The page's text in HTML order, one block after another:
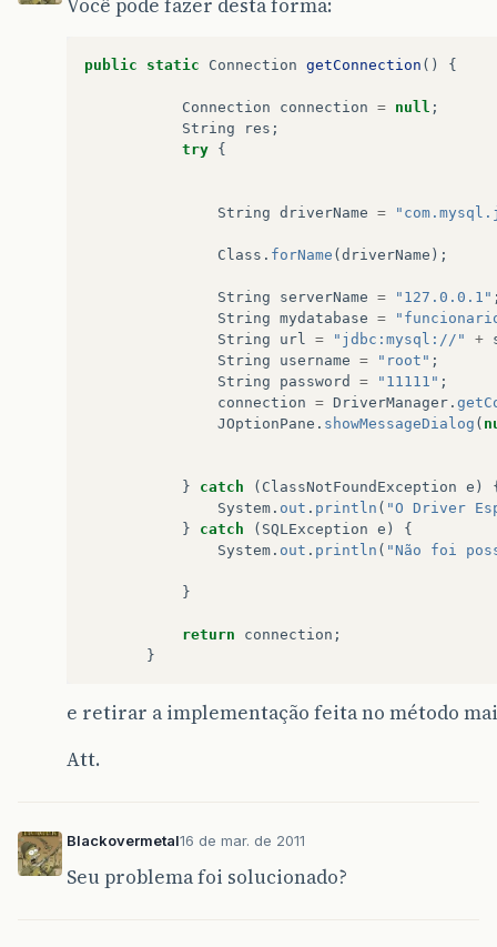
public static Connection getConnection () {
Connection connection = null ;
String
res ;
try {
String driverName =
Class . forName ( driverName );
String serverName = "127.0.0.1"
String mydatabase =
String
url = "jdbc:mysql://" +
String
username = "root" ;
String
password = "11111" ;
connection = DriverManager .
JOptionPane . showMessageDialog (
} catch ( ClassNotFoundException e )
System . out . println ( "O Driver
}
catch ( SQLException e )
{
System . out . println ( "Não foi
}
return connection ;
}
e retirar a implementação feita no método
Att.
Blackovermetal16 de mar. de 2011
Seu problema foi solucionado?